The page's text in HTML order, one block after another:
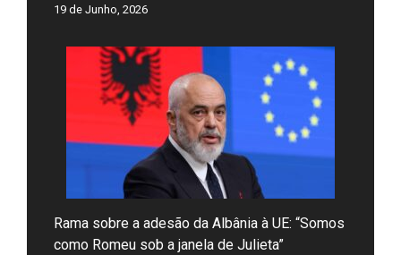
19 de Junho, 2026
Rama sobre a adesão da Albânia à UE: “Somos
como Romeu sob a janela de Julieta”